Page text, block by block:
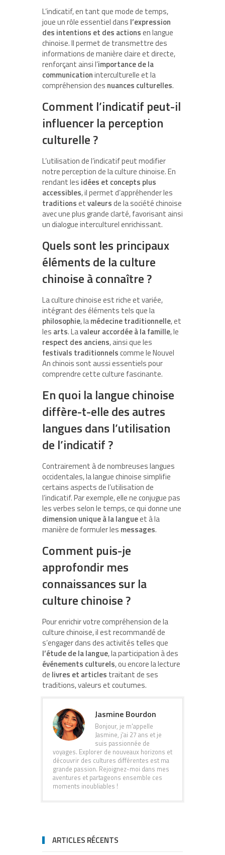
L’indicatif, en tant que mode de temps,
joue un rôle essentiel dans l’expression
des intentions et des actionsen langue
chinoise. Il permet de transmettre des
informations de manière claire et directe,
renforçant ainsi l’importance de la
communicationinterculturelle et la
compréhension des nuances culturelles.
Comment l’indicatif peut-il
influencer la perception
culturelle ?
L’utilisation de l’indicatif peut modifier
notre perception de la culture chinoise. En
rendant les idées et concepts plus
accessibles, il permet d’appréhender les
traditionsetvaleursde la société chinoise
avec une plus grande clarté, favorisant ainsi
un dialogue interculturel enrichissant.
Quels sont les principaux
éléments de la culture
chinoise à connaître ?
La culture chinoise est riche et variée,
intégrant des éléments tels que la
philosophie, lamédecine traditionnelle, et
les arts. Lavaleur accordée à la famille, le
respect des anciens, ainsi que les
festivals traditionnelscomme le Nouvel
An chinois sont aussi essentiels pour
comprendre cette culture fascinante.
En quoi la langue chinoise
diffère-t-elle des autres
langues dans l’utilisation
de l’indicatif ?
Contrairement à de nombreuses langues
occidentales, la langue chinoise simplifie
certains aspects de l’utilisation de
l’indicatif. Par exemple, elle ne conjugue pas
les verbes selon le temps, ce qui donne une
dimension unique à la langueet à la
manière de formuler les messages.
Comment puis-je
approfondir mes
connaissances sur la
culture chinoise ?
Pour enrichir votre compréhension de la
culture chinoise, il est recommandé de
s’engager dans des activités telles que
l’étude de la langue, la participation à des
événements culturels, ou encore la lecture
de livres et articles traitant de ses
traditions, valeurs et coutumes.
Jasmine Bourdon
Bonjour, je m'appelle
Jasmine, j'ai 27 ans et je
suis passionnée de
voyages. Explorer de nouveaux horizons et
découvrir des cultures différentes est ma
grande passion. Rejoignez-moi dans mes
aventures et partageons ensemble ces
moments inoubliables !
ARTICLES RÉCENTS